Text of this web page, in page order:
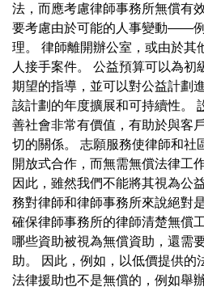
法，而應考慮律師事務所無償有
要考慮由於可能的人事變動——
理。 律師離開辦公室，或由於其
人接手案件。 公益預算可以為初
期望的指導，並可以對公益計劃
該計劃的年度擴展和可持續性。
善社會非常有價值，有助於與客
切的關係。 志願服務使律師和社
開放式合作，而無需無償法律工
因此，雖然我們不能將其視為公
務對律師和律師事務所來說絕對
確保律師事務所的律師清楚無償
哪些資助被視為無償資助，還需
助。 因此，例如，以低價提供的
法律援助也不是無償的，例如舉